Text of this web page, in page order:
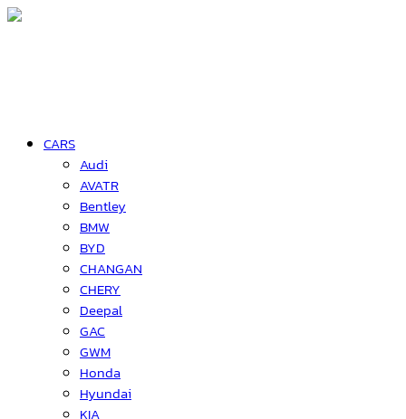
CARS
Audi
AVATR
Bentley
BMW
BYD
CHANGAN
CHERY
Deepal
GAC
GWM
Honda
Hyundai
KIA